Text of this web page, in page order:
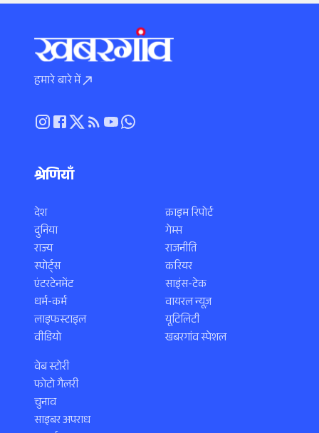
हमारे बारे में
श्रेणियाँ
देश
दुनिया
राज्य
स्पोर्ट्स
एंटरटेनमेंट
धर्म-कर्म
लाइफस्टाइल
वीडियो
क्राइम रिपोर्ट
गेम्स
राजनीति
करियर
साइंस-टेक
वायरल न्यूज़
यूटिलिटी
खबरगांव स्पेशल
वेब स्टोरी
फोटो गैलरी
चुनाव
साइबर अपराध